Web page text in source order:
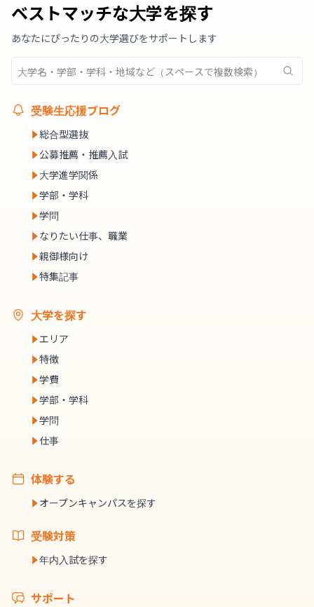
ベストマッチな大学を探す
あなたにぴったりの大学選びをサポートします
受験生応援ブログ
総合型選抜
公募推薦・推薦入試
大学進学関係
学部・学科
学問
なりたい仕事、職業
親御様向け
特集記事
大学を探す
エリア
特徴
学費
学部・学科
学問
仕事
体験する
オープンキャンパスを探す
受験対策
年内入試を探す
サポート